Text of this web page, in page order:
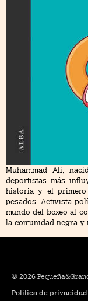
Muhammad Ali,
deportistas más
historia y el
pesados. Activista
mundo del boxeo al
la comunidad negra y
© 2026
Política de privacidad